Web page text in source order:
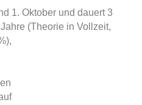
1. Oktober und dauert 3
(Theorie in Vollzeit,